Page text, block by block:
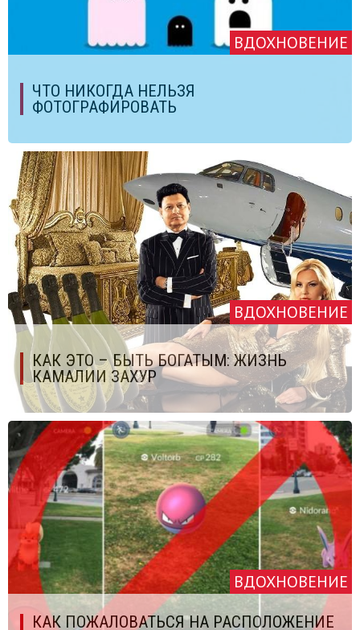
ВДОХНОВЕНИЕ
ЧТО НИКОГДА НЕЛЬЗЯ
ФОТОГРАФИРОВАТЬ
ВДОХНОВЕНИЕ
КАК ЭТО – БЫТЬ БОГАТЫМ: ЖИЗНЬ
КАМАЛИИ ЗАХУР
ВДОХНОВЕНИЕ
КАК ПОЖАЛОВАТЬСЯ НА РАСПОЛОЖЕНИЕ